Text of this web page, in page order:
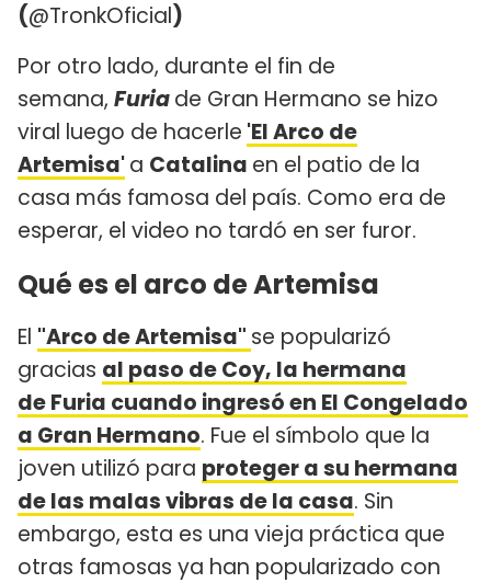
(@TronkOficial)
Por otro lado, durante el fin de
semana, Furiade Gran Hermano se hizo
viral luego de hacerle 'El Arco de
Artemisa'a Catalina en el patio de la
casa más famosa del país. Como era de
esperar, el video no tardó en ser furor.
Qué es el arco de Artemisa
El "Arco de Artemisa" se popularizó
gracias al paso de Coy, la hermana
de Furia cuando ingresó en El Congelado
a Gran Hermano. Fue el símbolo que la
joven utilizó para proteger a su hermana
de las malas vibras de la casa. Sin
embargo, esta es una vieja práctica que
otras famosas ya han popularizado con